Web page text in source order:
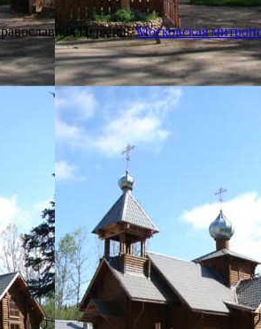
Церковь,Московская